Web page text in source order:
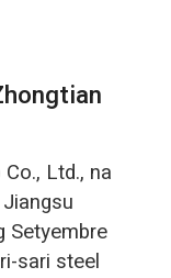
Ltd., na
Setyembre
sari steel